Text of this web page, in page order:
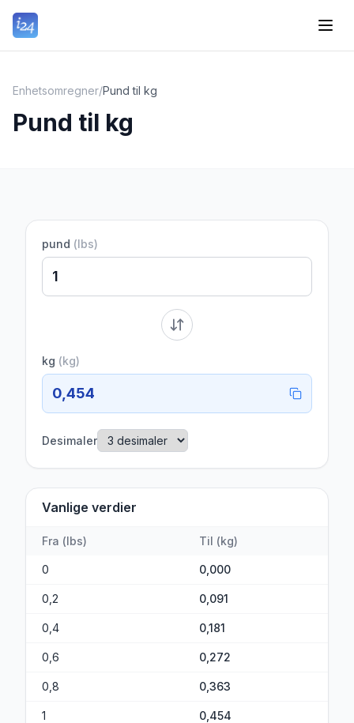
Enhetsomregner/Pund til kg
Pund til kg
pund (lbs)
kg (kg)
0,454
Desimaler
Vanlige verdier
Fra (lbs) Til (kg)
0 0,000
0,2 0,091
0,4 0,181
0,6 0,272
0,8 0,363
1 0,454